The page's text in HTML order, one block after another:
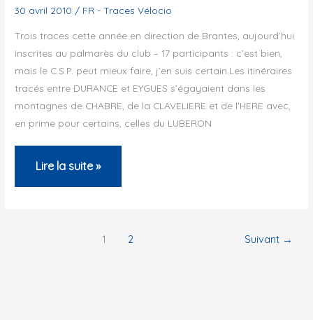
touriste
–
Premières
Traces
Vélocio
en
tandem
30 avril 2010 / FR - Traces Vélocio
Trois traces cette année en direction de Brantes, aujourd’hui
inscrites au palmarès du club – 17 participants : c’est bien,
mais le C.S.P. peut mieux faire, j’en suis certain.Les itinéraires
tracés entre DURANCE et EYGUES s’égayaient dans les
montagnes de CHABRE, de la CLAVELIERE et de l’HERE avec,
en prime pour certains, celles du LUBERON
Récit
de
Lire la suite »
1 2 Suivant →